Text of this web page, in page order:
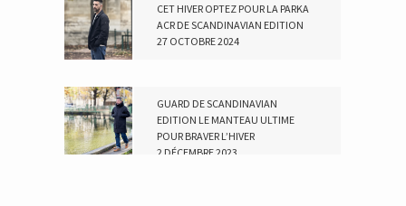
CET HIVER OPTEZ POUR LA PARKA
ACR DE SCANDINAVIAN EDITION
27 OCTOBRE 2024
GUARD DE SCANDINAVIAN
EDITION LE MANTEAU ULTIME
POUR BRAVER L’HIVER
2 DÉCEMBRE 2023